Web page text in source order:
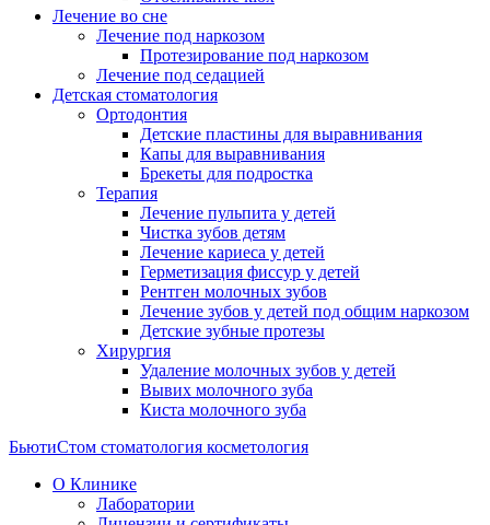
Лечение во сне
Лечение под наркозом
Протезирование под наркозом
Лечение под седацией
Детская стоматология
Ортодонтия
Детские пластины для выравнивания
Капы для выравнивания
Брекеты для подростка
Терапия
Лечение пульпита у детей
Чистка зубов детям
Лечение кариеса у детей
Герметизация фиссур у детей
Рентген молочных зубов
Лечение зубов у детей под общим наркозом
Детские зубные протезы
Хирургия
Удаление молочных зубов у детей
Вывих молочного зуба
Киста молочного зуба
БьютиСтом стоматология косметология
О Клинике
Лаборатории